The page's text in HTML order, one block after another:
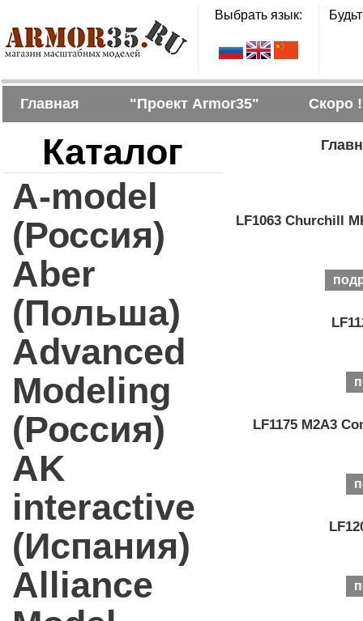
Выбрать язык:
Главная "Проект Armor35" Скоро !
Каталог
A-model
(Россия)
Aber
(Польша)
Advanced
Modeling
(Россия)
AK
interactive
(Испания)
Alliance
LF1063 Churchill
LF1175 M2A3